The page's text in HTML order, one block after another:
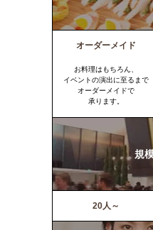
オーダーメイド
お料理はもちろん、
イベントの演出に至るまで
オーダーメイドで
承ります。
規
20人～